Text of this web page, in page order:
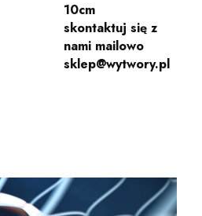
10cm
skontaktuj się z
nami mailowo
sklep@wytwory.pl